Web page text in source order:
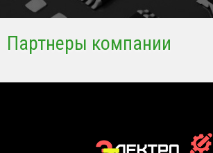
Партнеры компании